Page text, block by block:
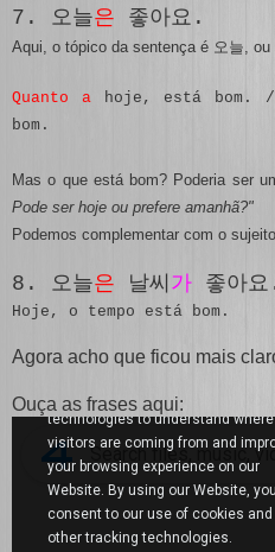
7. 오늘은 좋아요.
Aqui, o tópico da sentença é 오늘 ,
Quanto ahoje, está bom.
bom.
Mas o que está bom? Poderia ser
Pode ser hoje ou prefere amanhã?"
Podemos complementar com o
8. 오늘은 날씨 가 좋아요
Hoje, o tempo está bom.
Agora acho que ficou mais
Ouça as frases aqui: